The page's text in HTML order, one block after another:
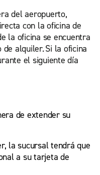
del aeropuerto,
con la oficina de
la oficina se encuentra
alquiler. Si la oficina
el siguiente día
de extender su
la sucursal tendrá que
a su tarjeta de